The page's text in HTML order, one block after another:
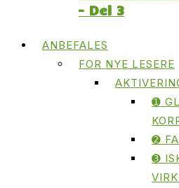
– Del 3
ANBEFALES
FOR NYE LESERE
➊
➋
➌